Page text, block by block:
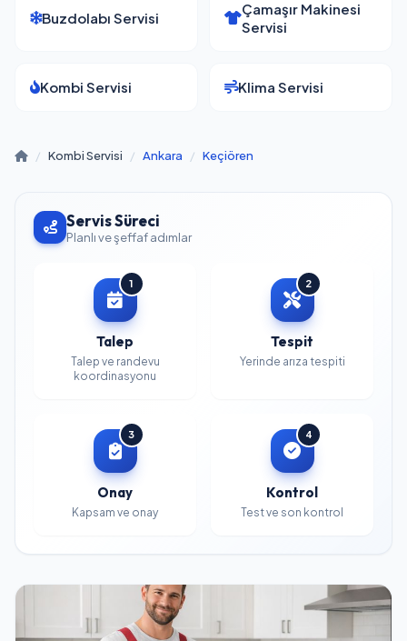
Buzdolabı Servisi
Çamaşır Makinesi
Servisi
Kombi Servisi Klima Servisi
/ Kombi Servisi / Ankara / Keçiören
Servis Süreci
Planlı ve şeffaf adımlar
1
Talep
Talep ve randevu
koordinasyonu
2
Tespit
Yerinde arıza tespiti
3
Onay
Kapsam ve onay
4
Kontrol
Test ve son kontrol